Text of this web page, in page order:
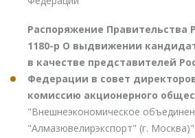
Распоряжение Правительства
1180-р О выдвижении
в качестве представителей
Федерации в совет
комиссию акционерного
"Внешнеэкономическое
"Алмазювелирэкспорт" (г. Москва)"